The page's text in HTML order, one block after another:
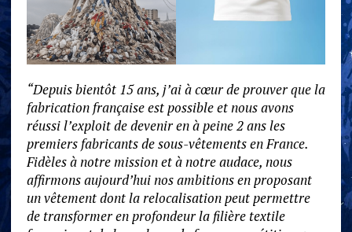
“Depuis bientôt 15 ans, j’ai à cœur de prouver que la
fabrication française est possible et nous avons
réussi l’exploit de devenir en à peine 2 ans les
premiers fabricants de sous-vêtements en France.
Fidèles à notre mission et à notre audace, nous
affirmons aujourd’hui nos ambitions en proposant
un vêtement dont la relocalisation peut permettre
de transformer en profondeur la filière textile